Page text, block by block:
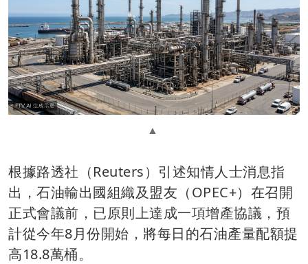
根據路透社（Reuters）引述知情人士消息指
出，石油輸出國組織及盟友（OPEC+）在召開
正式會議前，已原則上達成一項增產協議，預
計從今年8月份開始，將每日的石油產量配額提
高18.8萬桶。